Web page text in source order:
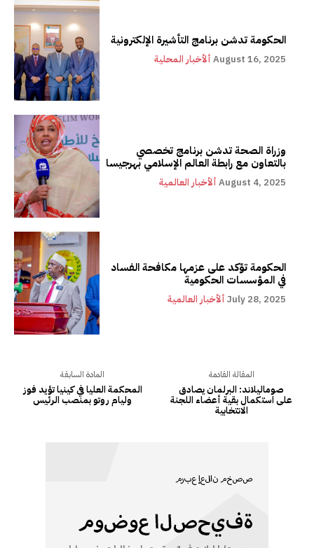
الحكومة تدشن برنامج التأشيرة الإلكترونية
ألأخبار المحلية August 16, 2025
وزراة الصحة تدشن برنامج تخصصي
بالتعاون مع رابطة العالم الإسلامي بهرجيسا
ألأخبار العالمية August 4, 2025
الحكومة تؤكد على عزمها مكافحة الفساد
في المؤسسات الحكومية
ألأخبار العالمية July 28, 2025
المادة السابقة
المحكمة العليا في كينيا تؤيد فوز
وليام روتو بمنصب الرئيس
المقالة القادمة
صوماليلاند: البرلمان يصادق
على استكمال بقية أعضاء اللجنة
الانتخابية